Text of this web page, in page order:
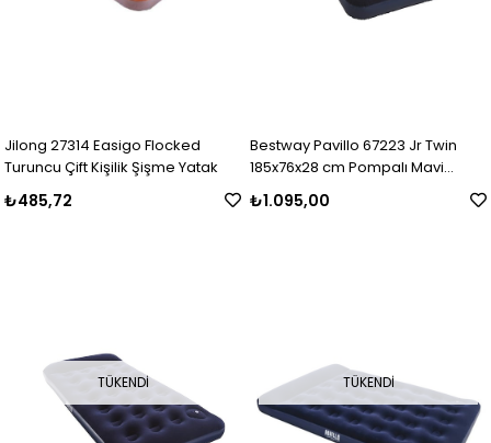
Jilong 27314 Easigo Flocked
Turuncu Çift Kişilik Şişme Yatak
₺485,72
Bestway Pavillo 67223 Jr Twin
185x76x28 cm Pompalı Mavi
Şişme Yatak
₺1.095,00
TÜKENDI TÜKENDI